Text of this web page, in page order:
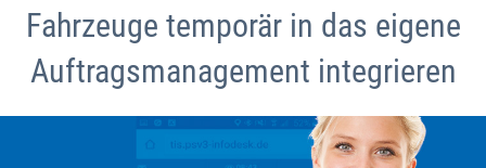
Fahrzeuge temporär in das eigene
Auftragsmanagement integrieren